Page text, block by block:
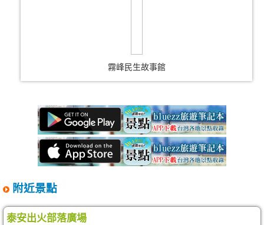
霧峰民生故事館
附近景點
泰安出火部落廣場